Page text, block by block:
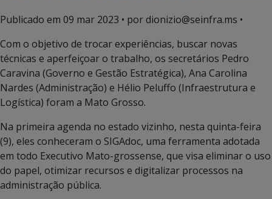
Publicado em 09 mar 2023 • por dionizio@seinfra.ms •
Com o objetivo de trocar experiências, buscar novas
técnicas e aperfeiçoar o trabalho, os secretários Pedro
Caravina (Governo e Gestão Estratégica), Ana Carolina
Nardes (Administração) e Hélio Peluffo (Infraestrutura e
Logística) foram a Mato Grosso.
Na primeira agenda no estado vizinho, nesta quinta-feira
(9), eles conheceram o SIGAdoc, uma ferramenta adotada
em todo Executivo Mato-grossense, que visa eliminar o uso
do papel, otimizar recursos e digitalizar processos na
administração pública.